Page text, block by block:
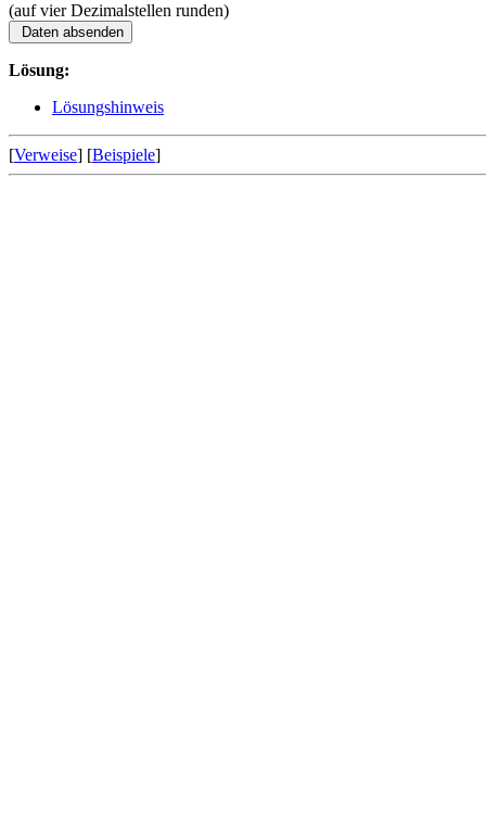
(auf vier Dezimalstellen runden)
Lösung:
Lösungshinweis
[Verweise] [Beispiele]